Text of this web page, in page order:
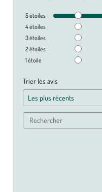
5étoiles
4étoiles
3étoiles
2étoiles
1étoile
Trier les avis